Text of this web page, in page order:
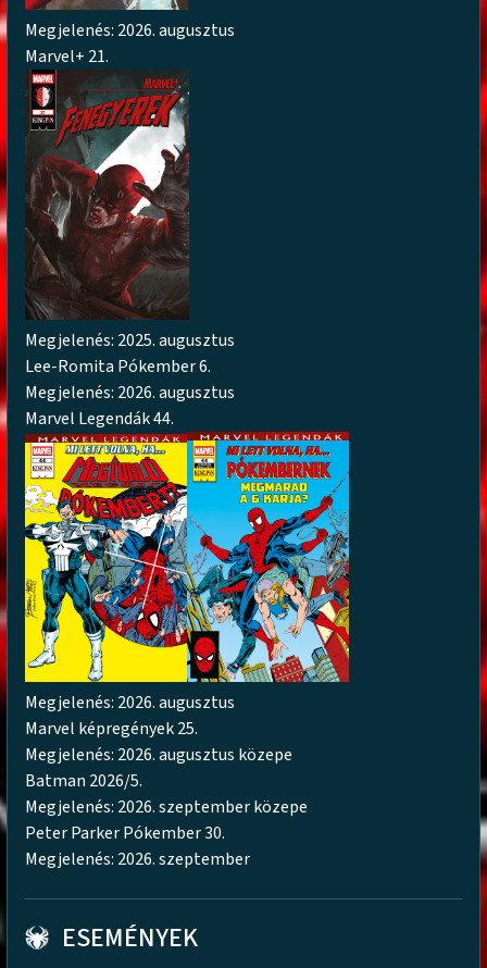
Megjelenés: 2026. augusztus
Marvel+ 21.
Megjelenés: 2025. augusztus
Lee-Romita Pókember 6.
Megjelenés: 2026. augusztus
Marvel Legendák 44.
Megjelenés: 2026. augusztus
Marvel képregények 25.
Megjelenés: 2026. augusztus közepe
Batman 2026/5.
Megjelenés: 2026. szeptember közepe
Peter Parker Pókember 30.
Megjelenés: 2026. szeptember
ESEMÉNYEK